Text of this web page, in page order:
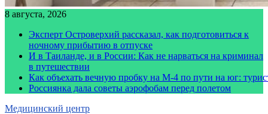
8 августа, 2026
Эксперт Островерхий рассказал, как подготовиться к
ночному прибытию в отпуске
И в Таиланде, и в России: Как не нарваться на криминал
в путешествии
Как объехать вечную пробку на М-4 по пути на юг:
Россиянка дала советы аэрофобам перед полетом
Медицинский центр